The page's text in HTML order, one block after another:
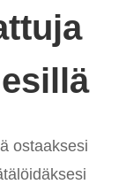
ostaaksesi